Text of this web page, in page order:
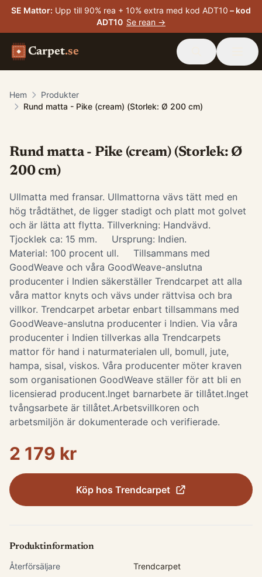
SE Mattor: Upp till 90% rea + 10% extra med kod ADT10 – kod
ADT10 Se rean →
Carpet.se
Hem
Produkter
Rund matta - Pike (cream) (Storlek: Ø 200 cm)
Rund matta - Pike (cream) (Storlek: Ø
200 cm)
Ullmatta med fransar. Ullmattorna vävs tätt med en
hög trådtäthet, de ligger stadigt och platt mot golvet
och är lätta att flytta. Tillverkning: Handvävd.
Tjocklek ca: 15 mm. Ursprung: Indien.
Material: 100 procent ull. Tillsammans med
GoodWeave och våra GoodWeave-anslutna
producenter i Indien säkerställer Trendcarpet att alla
våra mattor knyts och vävs under rättvisa och bra
villkor. Trendcarpet arbetar enbart tillsammans med
GoodWeave-anslutna producenter i Indien. Via våra
producenter i Indien tillverkas alla Trendcarpets
mattor för hand i naturmaterialen ull, bomull, jute,
hampa, sisal, viskos. Våra producenter möter kraven
som organisationen GoodWeave ställer för att bli en
licensierad producent.Inget barnarbete är tillåtet.Inget
tvångsarbete är tillåtet.Arbetsvillkoren och
arbetsmiljön är dokumenterade och verifierade.
2 179 kr
Köp hos Trendcarpet
Produktinformation
Återförsäljare
Trendcarpet